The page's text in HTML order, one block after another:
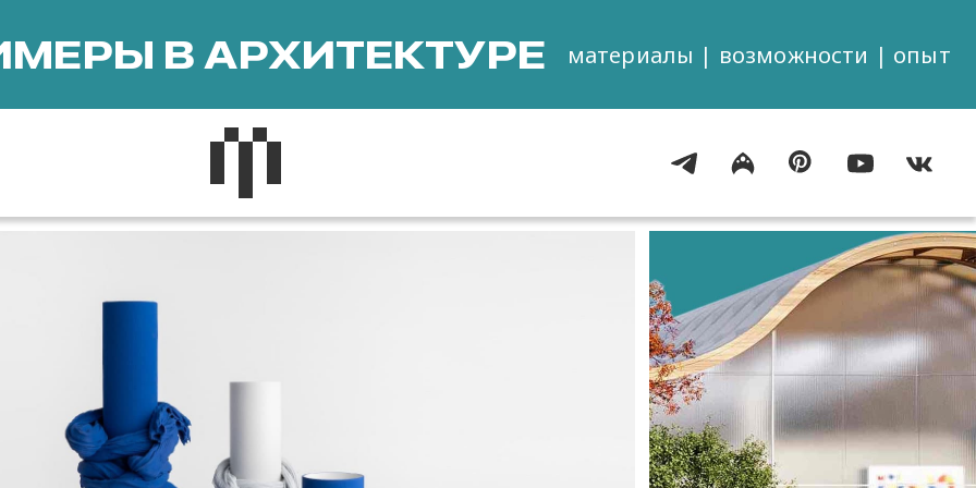
В АРХИТЕКТУРЕ материалы | возможности | опыт